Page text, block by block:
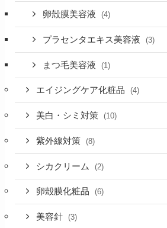
卵殻膜美容液 (4)
プラセンタエキス美容液 (3)
まつ毛美容液 (1)
エイジングケア化粧品 (4)
美白・シミ対策 (10)
紫外線対策 (8)
シカクリーム (2)
卵殻膜化粧品 (6)
美容針 (3)